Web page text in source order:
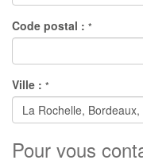
Code postal : *
Ville : *
Pour vous